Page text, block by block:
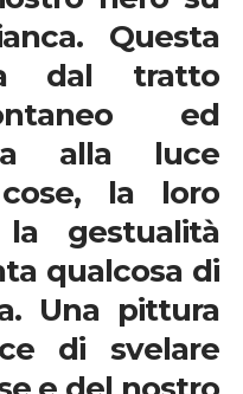
Questa
dal tratto
ed
alla luce
cose, la loro
gestualità
qualcosa di
Una pittura
di svelare